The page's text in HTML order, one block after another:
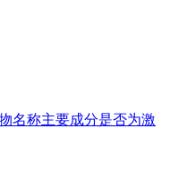
名称主要成分是否为激